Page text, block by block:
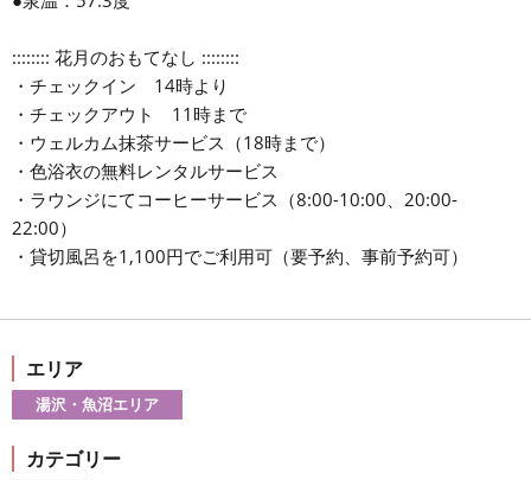
:::::::: 花月のおもてなし ::::::::
・チェックイン 14時より
・チェックアウト 11時まで
・ウェルカム抹茶サービス（18時まで）
・色浴衣の無料レンタルサービス
・ラウンジにてコーヒーサービス（8:00-10:00、20:00-
22:00）
・貸切風呂を1,100円でご利用可（要予約、事前予約可）
エリア
湯沢・魚沼エリア
カテゴリー